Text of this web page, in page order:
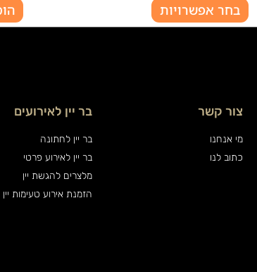
בחר אפשרויות
צור קשר
מי אנחנו
כתוב לנו
בר יין לאירועים
בר יין לחתונה
בר יין לאירוע פרטי
מלצרים להגשת יין
הזמנת אירוע טעימות יין